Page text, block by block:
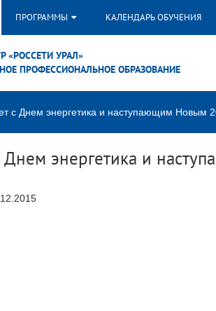
ПРОГРАММЫ КАЛЕНДАРЬ ОБУЧЕНИЯ
«РОССЕТИ УРАЛ»
ПРОФЕССИОНАЛЬНОЕ ОБРАЗОВАНИЕ
с Днем энергетика и наступающим Новым
Днем энергетика и